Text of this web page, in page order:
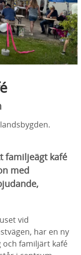
familjeägt kafé
med
vid
har en ny
familjärt kafé